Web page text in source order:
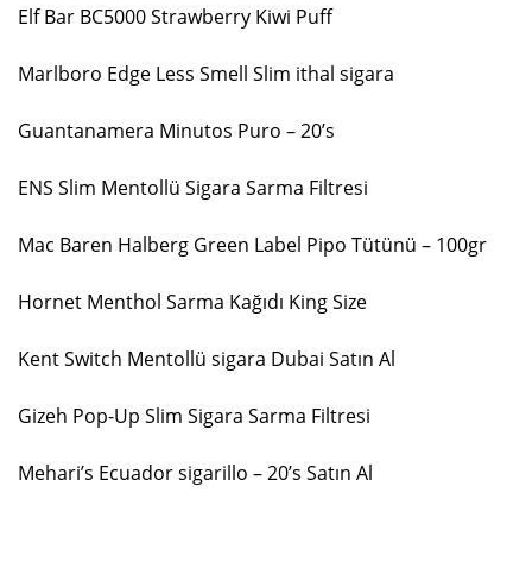
Elf Bar BC5000 Strawberry Kiwi Puff
Marlboro Edge Less Smell Slim ithal sigara
Guantanamera Minutos Puro – 20’s
ENS Slim Mentollü Sigara Sarma Filtresi
Mac Baren Halberg Green Label Pipo Tütünü – 100gr
Hornet Menthol Sarma Kağıdı King Size
Kent Switch Mentollü sigara Dubai Satın Al
Gizeh Pop-Up Slim Sigara Sarma Filtresi
Mehari’s Ecuador sigarillo – 20’s Satın Al